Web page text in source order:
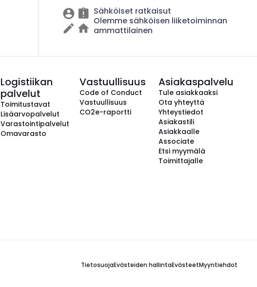
Sähköiset ratkaisut
Olemme sähköisen liiketoiminnan
ammattilainen
Logistiikan
palvelut
Toimitustavat
Lisäarvopalvelut
Varastointipalvelut
Omavarasto
Vastuullisuus
Code of Conduct
Vastuullisuus
CO2e-raportti
Asiakaspalvelu
Tule asiakkaaksi
Ota yhteyttä
Yhteystiedot
Asiakastili
Asiakkaalle
Associate
Etsi myymälä
Toimittajalle
TietosuojaEvästeiden hallintaEvästeetMyyntiehdot